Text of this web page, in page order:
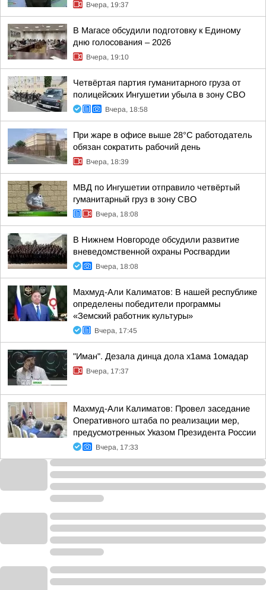
Вчера, 19:37
В Магасе обсудили подготовку к Единому
дню голосования – 2026
Вчера, 19:10
Четвёртая партия гуманитарного груза от
полицейских Ингушетии убыла в зону СВО
Вчера, 18:58
При жаре в офисе выше 28°C работодатель
обязан сократить рабочий день
Вчера, 18:39
МВД по Ингушетии отправило четвёртый
гуманитарный груз в зону СВО
Вчера, 18:08
В Нижнем Новгороде обсудили развитие
вневедомственной охраны Росгвардии
Вчера, 18:08
Махмуд-Али Калиматов: В нашей республике
определены победители программы
«Земский работник культуры»
Вчера, 17:45
"Иман". Дезала динца дола х1ама 1омадар
Вчера, 17:37
Махмуд-Али Калиматов: Провел заседание
Оперативного штаба по реализации мер,
предусмотренных Указом Президента России
Вчера, 17:33